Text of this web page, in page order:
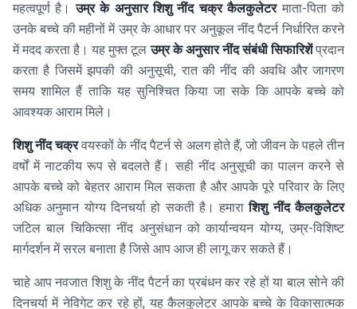
महत्वपूर्ण है।उम्र के अनुसार शिशु नींद चक्र कैलकुलेटरमाता-पिता को
उनके बच्चे की महीनों में उम्र के आधार पर अनुकूल नींद पैटर्न निर्धारित करने
में मदद करता है। यह मुफ्त टूलउम्र के अनुसार नींद संबंधी सिफारिशेंप्रदान
करता है जिसमें झपकी की अनुसूची, रात की नींद की अवधि और जागरण
समय शामिल हैं ताकि यह सुनिश्चित किया जा सके कि आपके बच्चे को
आवश्यक आराम मिले।
शिशु नींद चक्रवयस्कों के नींद पैटर्न से अलग होते हैं, जो जीवन के पहले तीन
वर्षों में नाटकीय रूप से बदलते हैं। सही नींद अनुसूची का पालन करने से
आपके बच्चे को बेहतर आराम मिल सकता है और आपके पूरे परिवार के लिए
अधिक अनुमान योग्य दिनचर्या हो सकती है। हमाराशिशु नींद कैलकुलेटर
जटिल बाल चिकित्सा नींद अनुसंधान को कार्यान्वयन योग्य, उम्र-विशिष्ट
मार्गदर्शन में सरल बनाता है जिसे आप आज ही लागू कर सकते हैं।
चाहे आप नवजात शिशु के नींद पैटर्न का प्रबंधन कर रहे हों या बाल सोने की
दिनचर्या में नेविगेट कर रहे हों, यह कैलकुलेटर आपके बच्चे के विकासात्मक